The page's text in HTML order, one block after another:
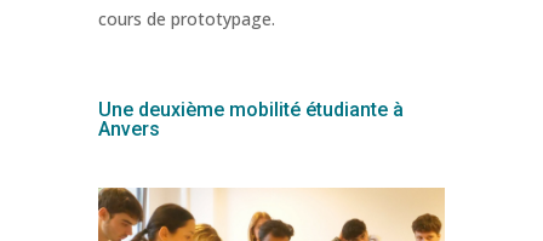
cours de prototypage.
Une deuxième mobilité étudiante à
Anvers